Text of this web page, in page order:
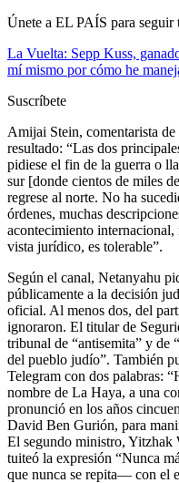
Únete a EL PAÍS para
La Vuelta: Sepp Kuss,
mí mismo por cómo he
Suscríbete
Amijai Stein, comentarista
resultado: “Las dos
pidiese el fin de la guerra o
sur [donde cientos de miles
regrese al norte. No ha
órdenes, muchas
acontecimiento
vista jurídico, es tolerable”.
Según el canal, Netanyahu
públicamente a la decisión
oficial. Al menos dos, del
ignoraron. El titular de
tribunal de “antisemita” y de
del pueblo judío”. También
Telegram con dos palabras:
nombre de La Haya, a una
pronunció en los años
David Ben Gurión, para
El segundo ministro, Yitzhak
tuiteó la expresión “Nunca
que nunca se repita― con el